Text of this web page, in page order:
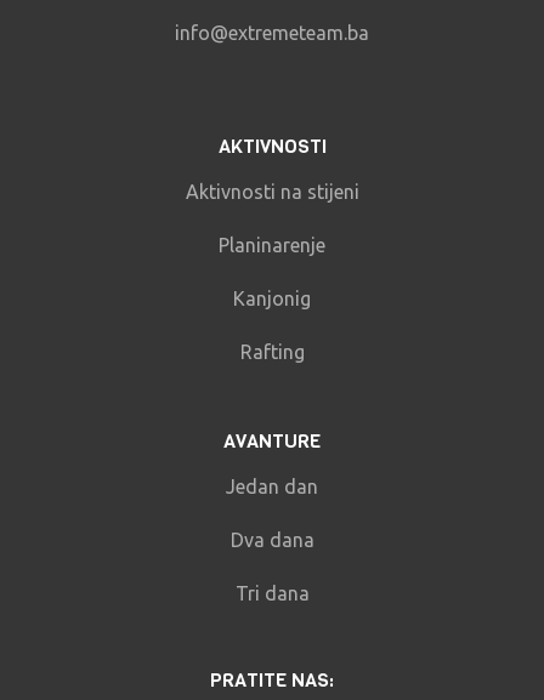
info@extremeteam.ba
AKTIVNOSTI
Aktivnosti na stijeni
Planinarenje
Kanjonig
Rafting
AVANTURE
Jedan dan
Dva dana
Tri dana
PRATITE NAS: